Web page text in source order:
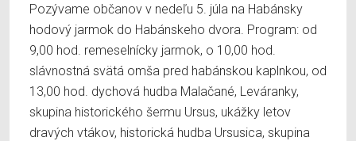
Pozývame občanov v nedeľu 5. júla na Habánsky
hodový jarmok do Habánskeho dvora. Program: od
9,00 hod. remeselnícky jarmok, o 10,00 hod.
slávnostná svätá omša pred habánskou kaplnkou, od
13,00 hod. dychová hudba Malačané, Leváranky,
skupina historického šermu Ursus, ukážky letov
dravých vtákov, historická hudba Ursusica, skupina